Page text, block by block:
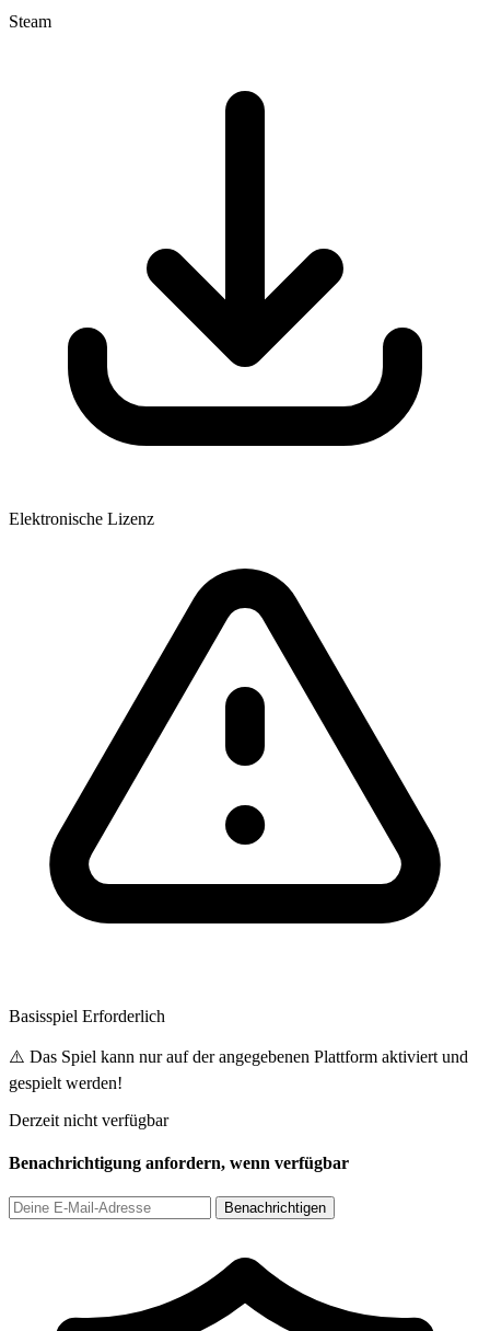
Steam
Elektronische Lizenz
Basisspiel Erforderlich
⚠️ Das Spiel kann nur auf der angegebenen Plattform aktiviert und
gespielt werden!
Derzeit nicht verfügbar
Benachrichtigung anfordern, wenn verfügbar
Benachrichtigen